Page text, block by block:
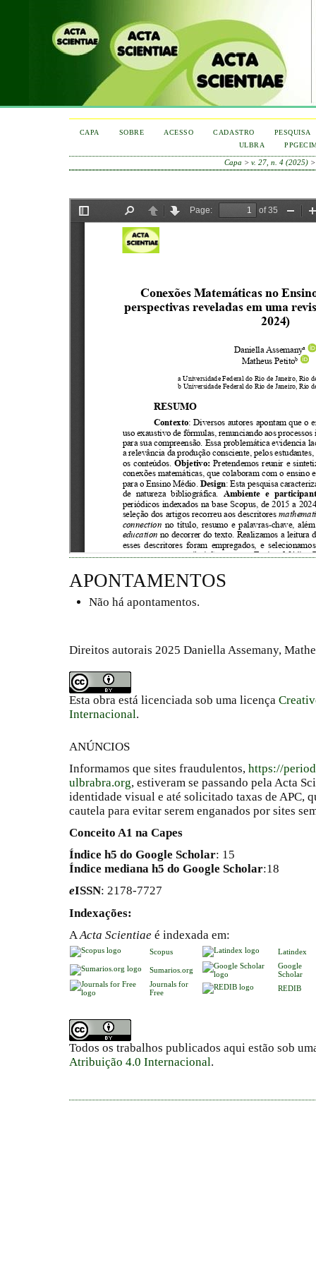
CAPA SOBRE ACESSO CADASTRO
PESQUISA
ULBRA
Capa > v. 27, n. 4 (2025)
APONTAMENTOS
Não há apontamentos.
Direitos autorais 2025 Daniella Assemany,
Esta obra está licenciada sob uma licença
Internacional.
ANÚNCIOS
Informamos que sites fraudulentos, https://
ulbrabra.org, estiveram se passando pela Acta
identidade visual e até solicitado taxas de APC,
cautela para evitar serem enganados por sites
Conceito A1 na Capes
Índice h5 do Google Scholar: 15
Índice mediana h5 do Google Scholar:18
eISSN: 2178-7727
Indexações:
AActa Scientiae é indexada em:
Scopus Latindex
Sumarios.org
Google
Scholar
Journals for
Free
REDIB
Todos os trabalhos publicados aqui estão sob
Atribuição 4.0 Internacional.